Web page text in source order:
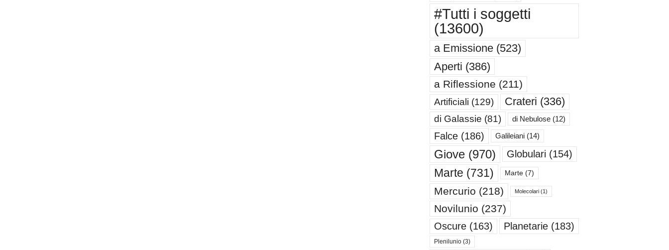
#Tutti i soggetti
(13600)
a Emissione(523)
Aperti (386)
a Riflessione (211)
Artificiali (129) Crateri (336)
di Galassie (81) di Nebulose(12)
Falce(186) Galileiani(14)
Giove(970) Globulari (154)
Marte (731) Marte(7)
Mercurio (218) Molecolari(1)
Novilunio (237)
Oscure(163) Planetarie(183)
Plenilunio(3)